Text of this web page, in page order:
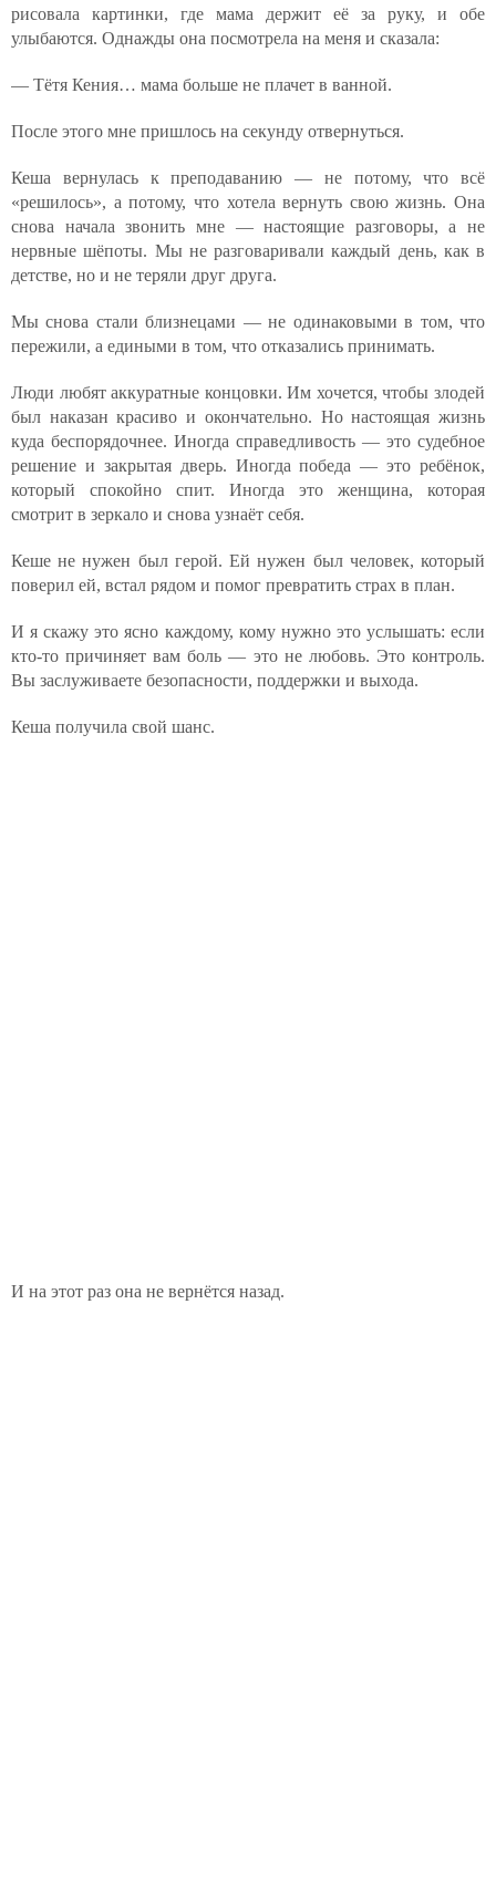
рисовала картинки, где мама держит её за руку, и обе
улыбаются. Однажды она посмотрела на меня и сказала:
— Тётя Кения… мама больше не плачет в ванной.
После этого мне пришлось на секунду отвернуться.
Кеша вернулась к преподаванию — не потому, что всё
«решилось», а потому, что хотела вернуть свою жизнь. Она
снова начала звонить мне — настоящие разговоры, а не
нервные шёпоты. Мы не разговаривали каждый день, как в
детстве, но и не теряли друг друга.
Мы снова стали близнецами — не одинаковыми в том, что
пережили, а едиными в том, что отказались принимать.
Люди любят аккуратные концовки. Им хочется, чтобы злодей
был наказан красиво и окончательно. Но настоящая жизнь
куда беспорядочнее. Иногда справедливость — это судебное
решение и закрытая дверь. Иногда победа — это ребёнок,
который спокойно спит. Иногда это женщина, которая
смотрит в зеркало и снова узнаёт себя.
Кеше не нужен был герой. Ей нужен был человек, который
поверил ей, встал рядом и помог превратить страх в план.
И я скажу это ясно каждому, кому нужно это услышать: если
кто-то причиняет вам боль — это не любовь. Это контроль.
Вы заслуживаете безопасности, поддержки и выхода.
Кеша получила свой шанс.
И на этот раз она не вернётся назад.